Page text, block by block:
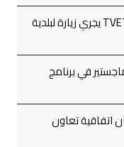
وفد الزيارة العلمية لمشروع TVETCQ يجري زيارة لبلدية
في برنامج
اتفاقية تعاون